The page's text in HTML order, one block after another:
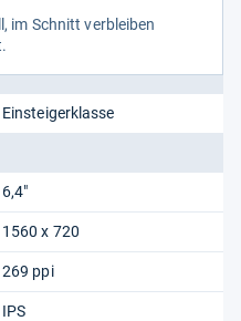
im Schnitt ver­blei­ben
Einsteigerklasse
6,4"
1560 x 720
269 ppi
IPS